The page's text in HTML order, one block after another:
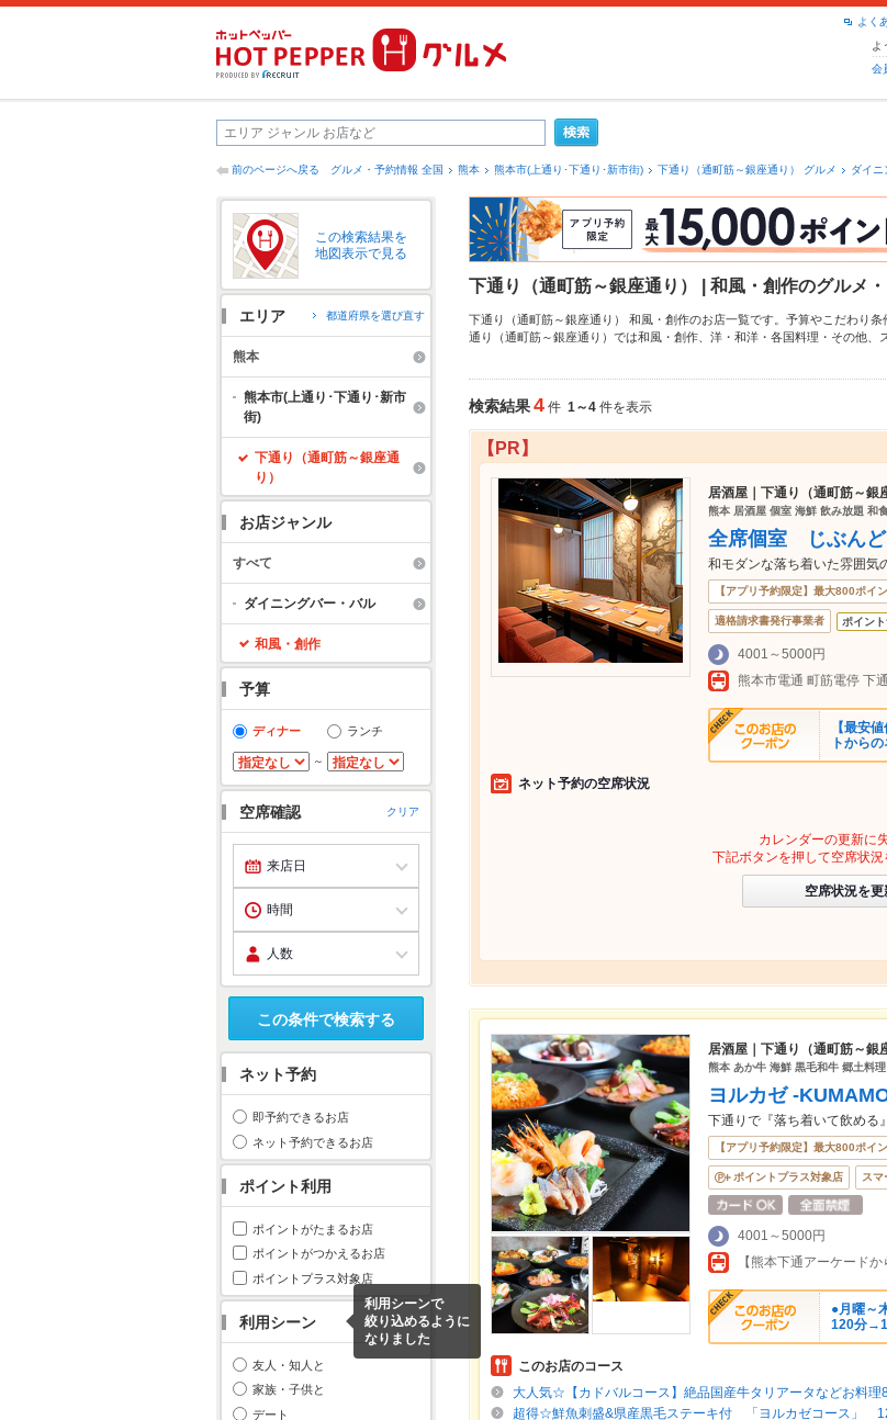
よく
よ
会
前のページへ戻る グルメ・予約情報 全国 熊本 熊本市(上通り･下通り･新市街) 下通り（通町筋～銀座通り） グルメ ダイニ
この検索結果を
地図表示で見る
エリア 都道府県を選び直す
熊本
熊本市(上通り･下通り･新市
街)
下通り（通町筋～銀座通
り）
お店ジャンル
すべて
ダイニングバー・バル
和風・創作
予算
ディナー ランチ
～
空席確認 クリア
この条件で検索する
ネット予約
即予約できるお店
ネット予約できるお店
ポイント利用
ポイントがたまるお店
ポイントがつかえるお店
ポイントプラス対象店
利用シーン
利用シーンで
絞り込めるように
なりました
友人・知人と
家族・子供と
デート
下通り（通町筋～銀座通り） | 和風・創作のグルメ
下通り（通町筋～銀座通り） 和風・創作のお店一覧です。予算やこだわり
通り（通町筋～銀座通り）では和風・創作、 洋・和洋・各国料理・その他
トペッパーグルメなら、お得なクーポンはもちろん、こだわりメニューや
検索結果4 件 1～4 件を表示
【PR】
居酒屋｜下通り（通町筋～銀
熊本 居酒屋 個室 海鮮 飲み放題 和
全席個室 じぶんど
和モダンな落ち着いた雰囲気
【アプリ予約限定】最大800ポイ
適格請求書発行事業者 ポイン
4001～5000円
熊本市電通 町筋電停 下
【最安
トから
ネット予約の空席状況
カレンダーの更新に
下記ボタンを押して空席状況
空席状況を更
居酒屋｜下通り（通町筋～銀
熊本 あか牛 海鮮 黒毛和牛 郷土料
ヨルカゼ -
下通りで『落ち着いて飲める
【アプリ予約限定】最大800ポイ
ポイントプラス対象店 スマ
4001～5000円
●月曜～
120分
このお店のコース
大人気☆【カドバルコース】絶品国産牛タリアータなどお料
超得☆鮮魚刺盛&県産黒毛ステーキ付 「ヨルカゼコース」